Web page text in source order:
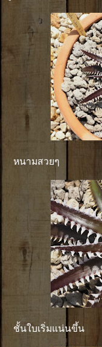
หนามสวยๆ
ชั้นใบเริ่มแน่นขึ้น